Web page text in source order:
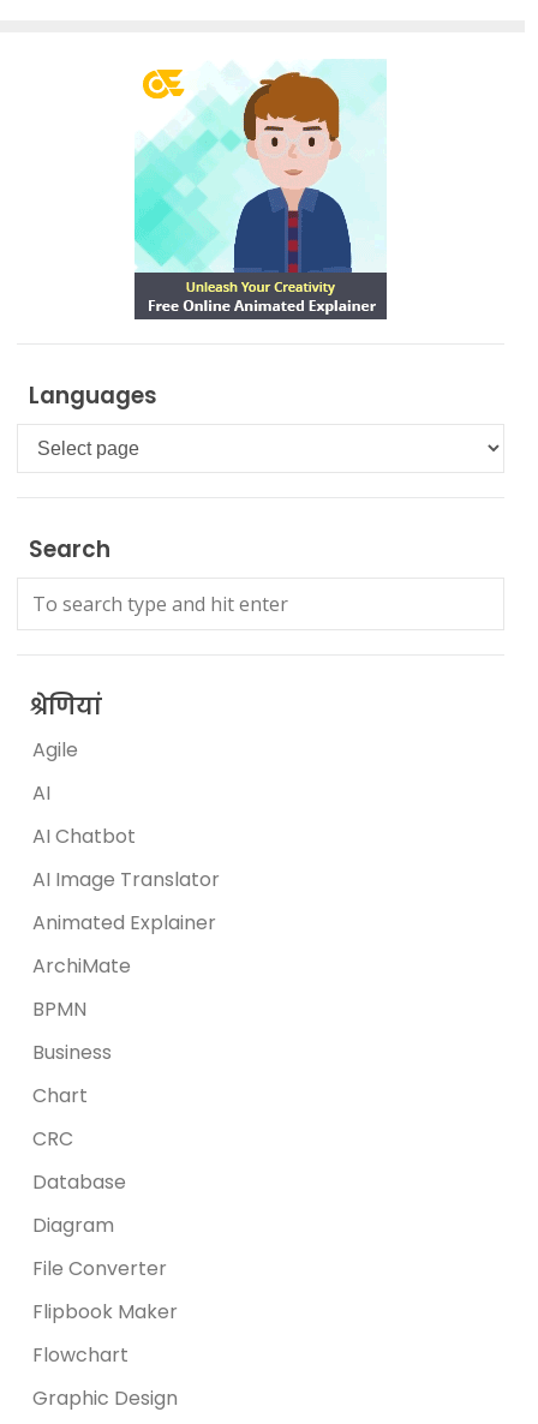
Languages
Languages
Search
श्रेणियां
Agile
AI
AI Chatbot
AI Image Translator
Animated Explainer
ArchiMate
BPMN
Business
Chart
CRC
Database
Diagram
File Converter
Flipbook Maker
Flowchart
Graphic Design